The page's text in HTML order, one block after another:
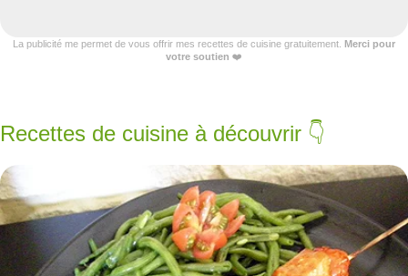
La publicité me permet de vous offrir mes recettes de cuisine gratuitement. Merci pour
votre soutien ❤️
Recettes de cuisine à découvrir 👇